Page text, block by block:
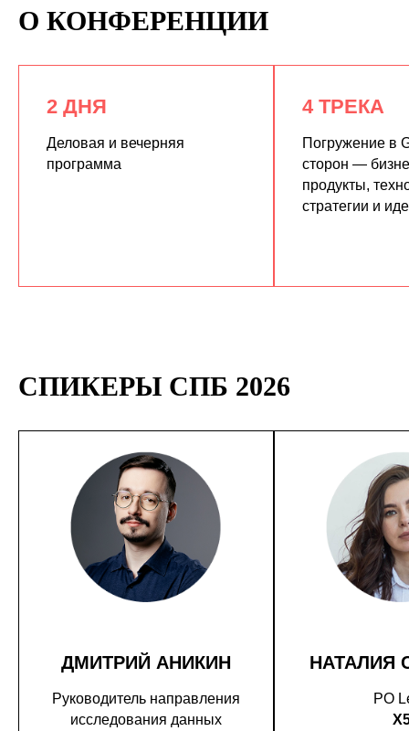
О КОНФЕРЕНЦИИ
2 ДНЯ
Деловая и вечерняя
программа
4 ТРЕКА
Погружение в
сторон —
продукты,
стратегии и
СПИКЕРЫ СПБ 2026
ДМИТРИЙ АНИКИН
Руководитель направления
исследования данных
НАТАЛИЯ
PO